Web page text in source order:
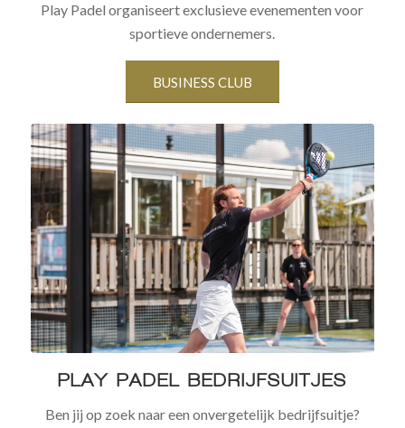
Play Padel organiseert exclusieve evenementen voor
sportieve ondernemers.
BUSINESS CLUB
PLAY PADEL BEDRIJFSUITJES
Ben jij op zoek naar een onvergetelijk bedrijfsuitje?